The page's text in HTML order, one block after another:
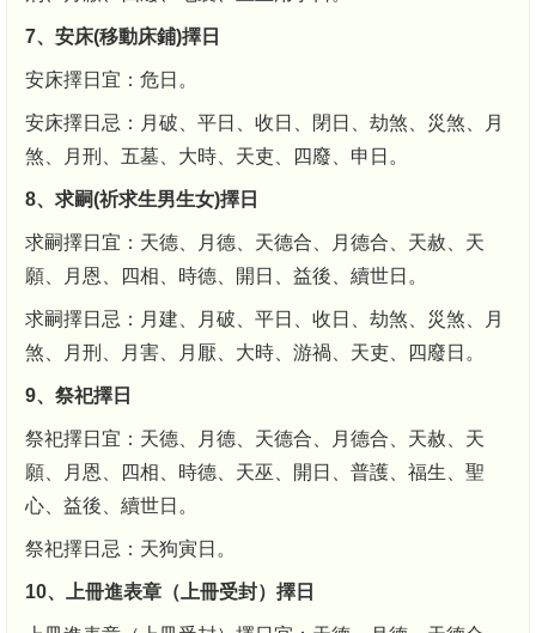
7、安床(移動床鋪)擇日
安床擇日宜：危日。
安床擇日忌：月破、平日、收日、閉日、劫煞、災煞、月
煞、月刑、五墓、大時、天吏、四廢、申日。
8、求嗣(祈求生男生女)擇日
求嗣擇日宜：天德、月德、天德合、月德合、天赦、天
願、月恩、四相、時德、開日、益後、續世日。
求嗣擇日忌：月建、月破、平日、收日、劫煞、災煞、月
煞、月刑、月害、月厭、大時、游禍、天吏、四廢日。
9、祭祀擇日
祭祀擇日宜：天德、月德、天德合、月德合、天赦、天
願、月恩、四相、時德、天巫、開日、普護、福生、聖
心、益後、續世日。
祭祀擇日忌：天狗寅日。
10、上冊進表章（上冊受封）擇日